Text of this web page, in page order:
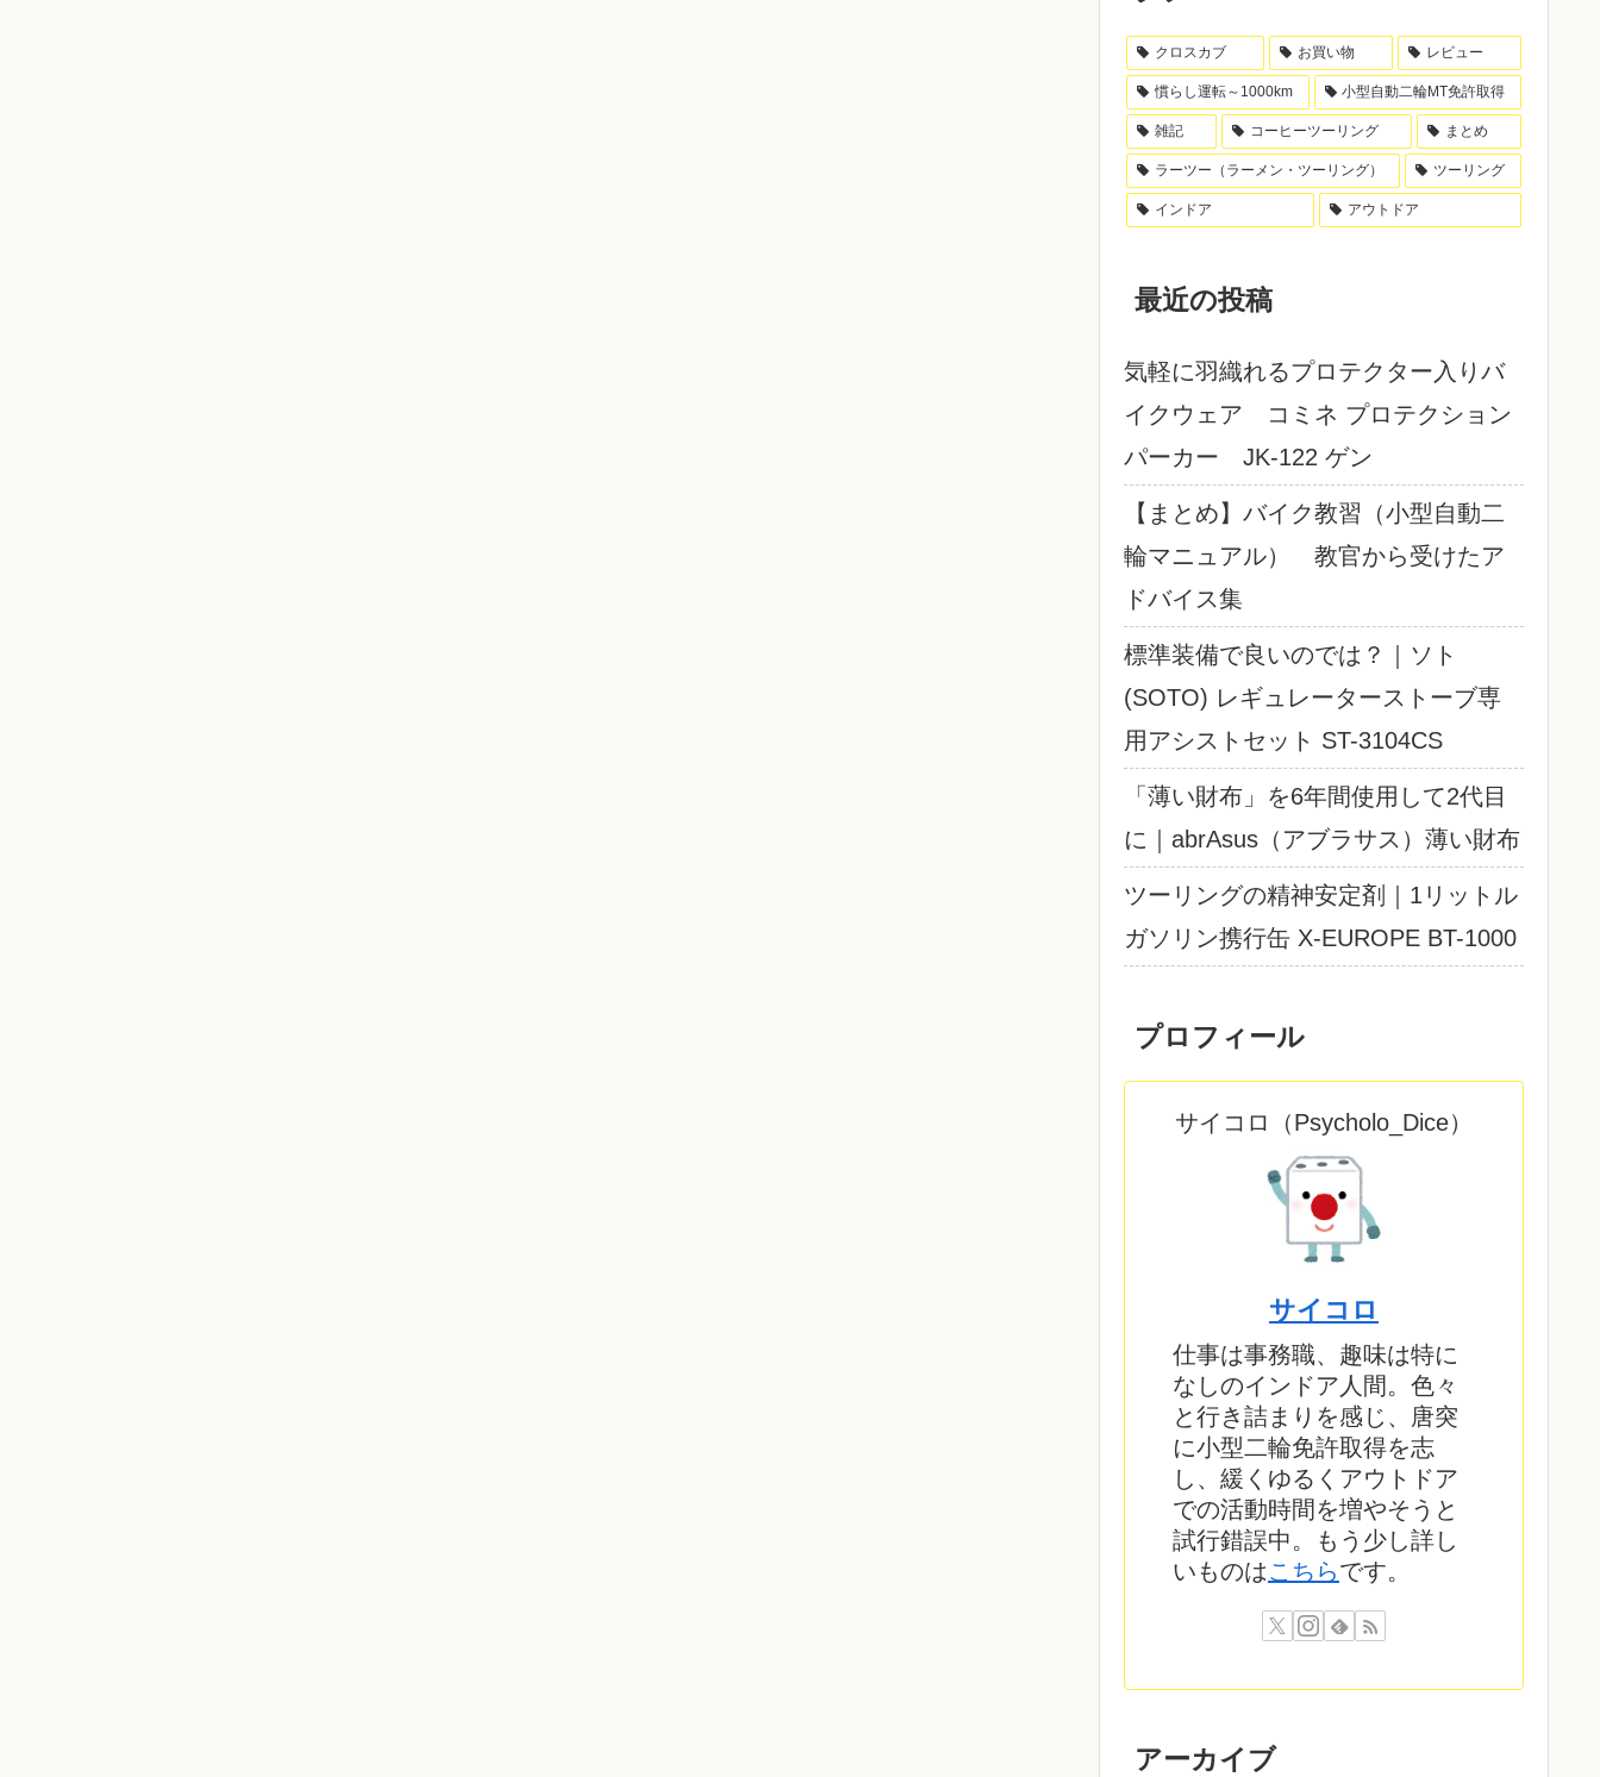
クロスカブ お買い物 レビュー
慣らし運転～1000km 小型自動二輪MT免許取得
雑記 コーヒーツーリング まとめ
ラーツー（ラーメン・ツーリング） ツーリング
インドア アウトドア
最近の投稿
気軽に羽織れるプロテクター入りバ
イクウェア コミネ プロテクション
パーカー JK-122 ゲン
【まとめ】バイク教習（小型自動二
輪マニュアル） 教官から受けたア
ドバイス集
標準装備で良いのでは？｜ソト
(SOTO) レギュレーターストーブ専
用アシストセット ST-3104CS
「薄い財布」を6年間使用して2代目
に｜abrAsus（アブラサス）薄い財布
ツーリングの精神安定剤｜1リットル
ガソリン携行缶 X-EUROPE BT-1000
プロフィール
サイコロ（Psycholo_Dice）
サイコロ
仕事は事務職、趣味は特に
なしのインドア人間。色々
と行き詰まりを感じ、唐突
に小型二輪免許取得を志
し、緩くゆるくアウトドア
での活動時間を増やそうと
試行錯誤中。もう少し詳し
いものはこちらです。
アーカイブ